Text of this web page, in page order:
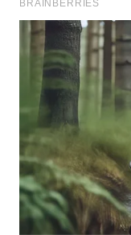
CO ID
WAHANANEWS
NET
WAHANA
SPORT
WAHANA
UMKM
WAHANA